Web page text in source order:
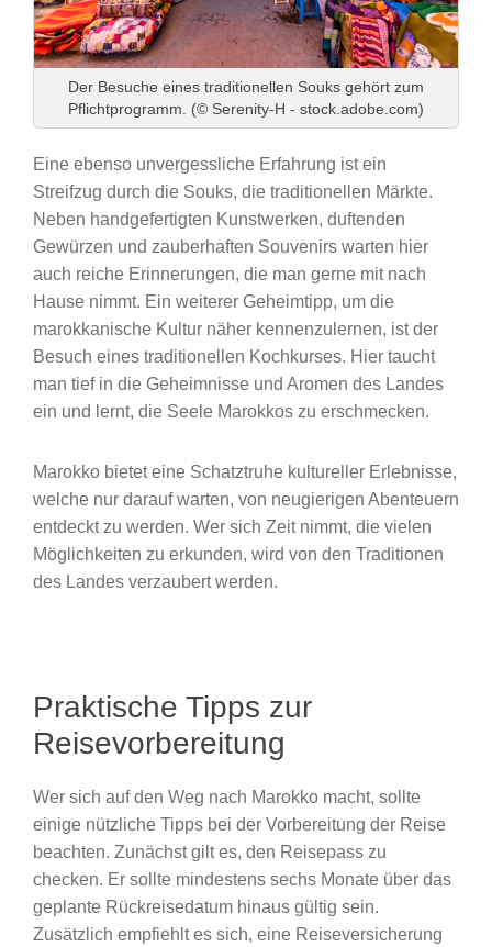
Der Besuche eines traditionellen Souks gehört zum
Pflichtprogramm. (© Serenity-H - stock.adobe.com)
Eine ebenso unvergessliche Erfahrung ist ein
Streifzug durch die Souks, die traditionellen Märkte.
Neben handgefertigten Kunstwerken, duftenden
Gewürzen und zauberhaften Souvenirs warten hier
auch reiche Erinnerungen, die man gerne mit nach
Hause nimmt. Ein weiterer Geheimtipp, um die
marokkanische Kultur näher kennenzulernen, ist der
Besuch eines traditionellen Kochkurses. Hier taucht
man tief in die Geheimnisse und Aromen des Landes
ein und lernt, die Seele Marokkos zu erschmecken.
Marokko bietet eine Schatztruhe kultureller Erlebnisse,
welche nur darauf warten, von neugierigen Abenteuern
entdeckt zu werden. Wer sich Zeit nimmt, die vielen
Möglichkeiten zu erkunden, wird von den Traditionen
des Landes verzaubert werden.
Praktische Tipps zur
Reisevorbereitung
Wer sich auf den Weg nach Marokko macht, sollte
einige nützliche Tipps bei der Vorbereitung der Reise
beachten. Zunächst gilt es, den Reisepass zu
checken. Er sollte mindestens sechs Monate über das
geplante Rückreisedatum hinaus gültig sein.
Zusätzlich empfiehlt es sich, eine Reiseversicherung